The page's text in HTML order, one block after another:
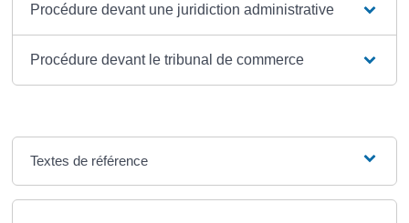
Procédure devant une juridiction administrative
Procédure devant le tribunal de commerce
Textes de référence